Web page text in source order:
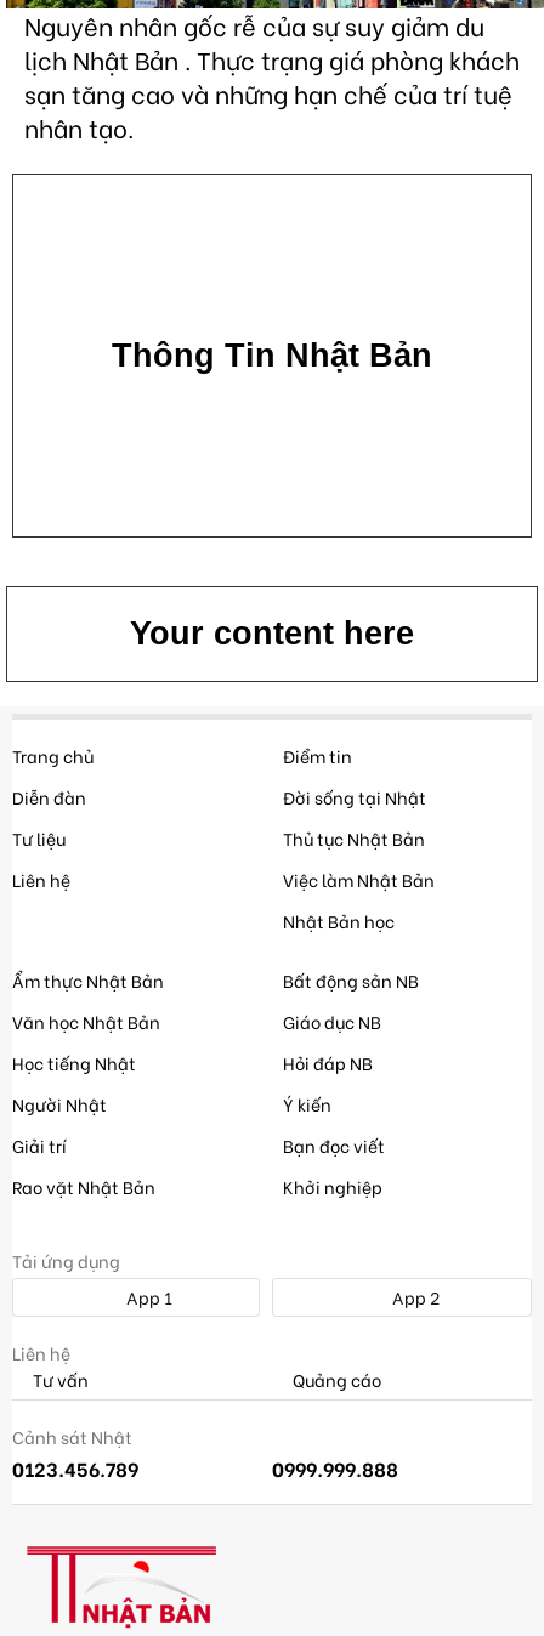
Nguyên nhân gốc rễ của sự suy giảm du
lịch Nhật Bản . Thực trạng giá phòng khách
sạn tăng cao và những hạn chế của trí tuệ
nhân tạo.
Thông Tin Nhật Bản
Your content here
Trang chủ
Diễn đàn
Tư liệu
Liên hệ
Điểm tin
Đời sống tại Nhật
Thủ tục Nhật Bản
Việc làm Nhật Bản
Nhật Bản học
Ẩm thực Nhật Bản
Văn học Nhật Bản
Học tiếng Nhật
Người Nhật
Giải trí
Rao vặt Nhật Bản
Bất động sản NB
Giáo dục NB
Hỏi đáp NB
Ý kiến
Bạn đọc viết
Khởi nghiệp
Tải ứng dụng
App 1
App 2
Liên hệ
Tư vấn
Quảng cáo
Cảnh sát Nhật
0123.456.789 0999.999.888